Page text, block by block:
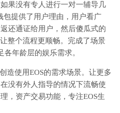
果没有专人进行一对一辅导几
包提供了用户理由，用户看广
还通证给用户，然后傻瓜式的
整个流程更顺畅。完成了场景
各年龄层的娱乐需求。
造使用EOS的需求场景。让更多
没有外人指导的情况下流畅使
，资产交易功能，专注EOS生